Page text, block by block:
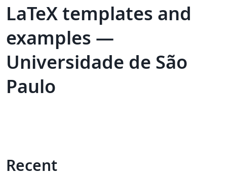
LaTeX templates and
examples —
Universidade de São
Paulo
Recent